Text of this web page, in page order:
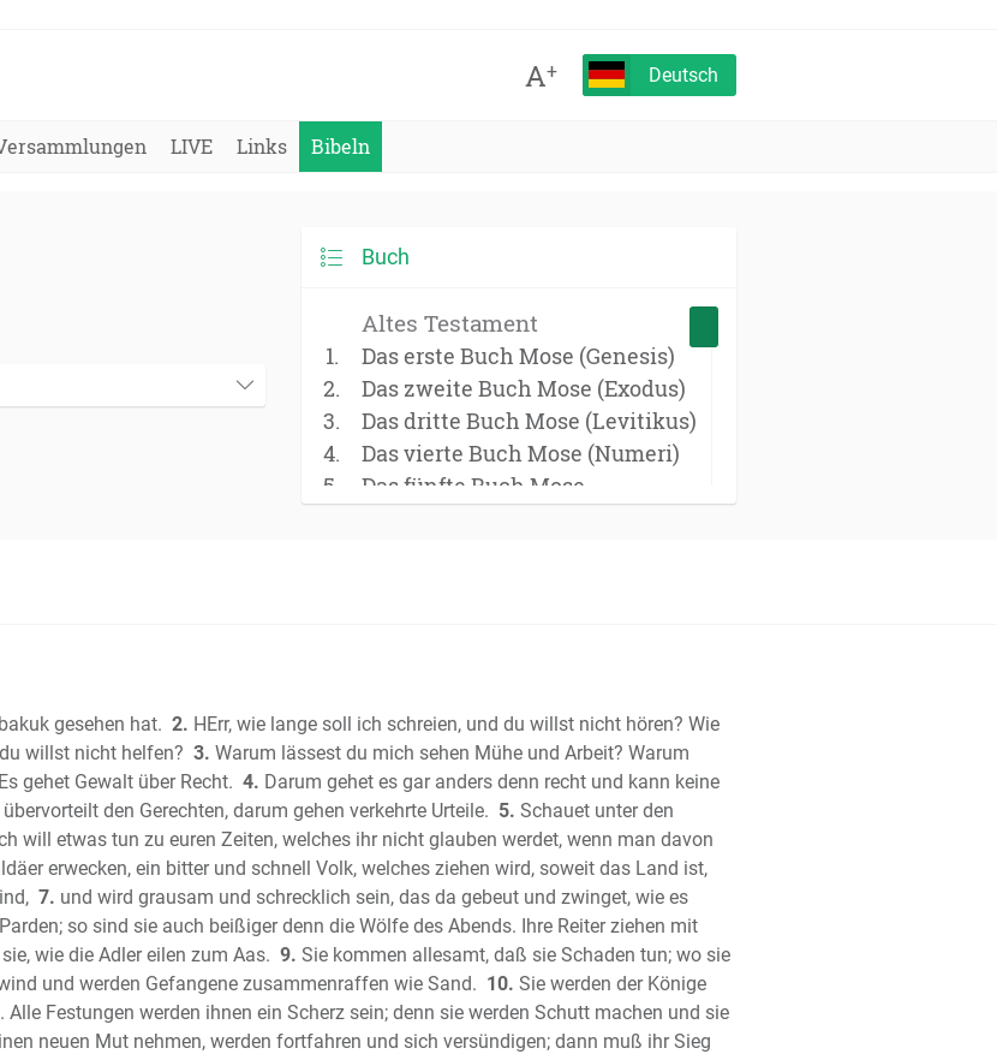
A+ Deutsch
LIVE Links Bibeln
Buch
Altes Testament
Das erste Buch Mose (Genesis)
Das zweite Buch Mose (Exodus)
Das dritte Buch Mose (Levitikus)
Das vierte Buch Mose (Numeri)
Das fünfte Buch Mose
Das erste Buch der Könige
Das zweite Buch der Könige
Das erste Buch der Chronik
Das zweite Buch der Chronik
Das Buch Esra
Das Buch Nehemia
Das Buch Ester
Das Buch Hiob (Ijob)
Der Psalter
Die Sprüche Salomos
(Sprichwörter)
gesehen hat. 2. HErr, wie lange soll ich schreien, und du willst nicht hören? Wie
willst nicht helfen? 3. Warum lässest du mich sehen Mühe und Arbeit? Warum
gehet Gewalt über Recht. 4. Darum gehet es gar anders denn recht und kann keine
den Gerechten, darum gehen verkehrte Urteile. 5. Schauet unter den
will etwas tun zu euren Zeiten, welches ihr nicht glauben werdet, wenn man davon
erwecken, ein bitter und schnell Volk, welches ziehen wird, soweit das Land ist,
7. und wird grausam und schrecklich sein, das da gebeut und zwinget, wie es
so sind sie auch beißiger denn die Wölfe des Abends. Ihre Reiter ziehen mit
wie die Adler eilen zum Aas. 9. Sie kommen allesamt, daß sie Schaden tun; wo sie
und werden Gefangene zusammenraffen wie Sand. 10. Sie werden der Könige
Festungen werden ihnen ein Scherz sein; denn sie werden Schutt machen und sie
neuen Mut nehmen, werden fortfahren und sich versündigen; dann muß ihr Sieg